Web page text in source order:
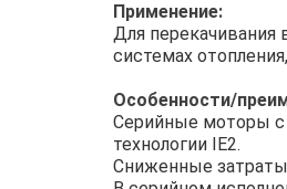
Применение:
Для перекачивания
системах
Особенности/
Серийные моторы с
технологии IE2.
Сниженные